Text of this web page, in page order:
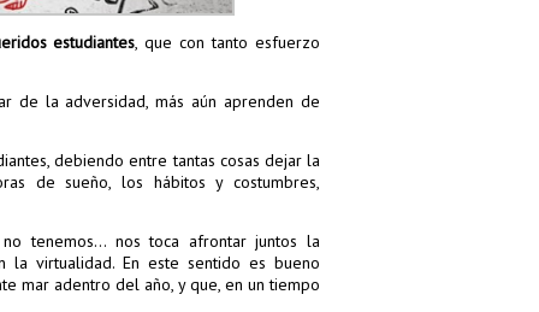
estudiantes, que con tanto esfuerzo
de la adversidad, más aún aprenden de
debiendo entre tantas cosas dejar la
de sueño, los hábitos y costumbres,
tenemos… nos toca afrontar juntos la
la virtualidad. En este sentido es bueno
mar adentro del año, y que, en un tiempo